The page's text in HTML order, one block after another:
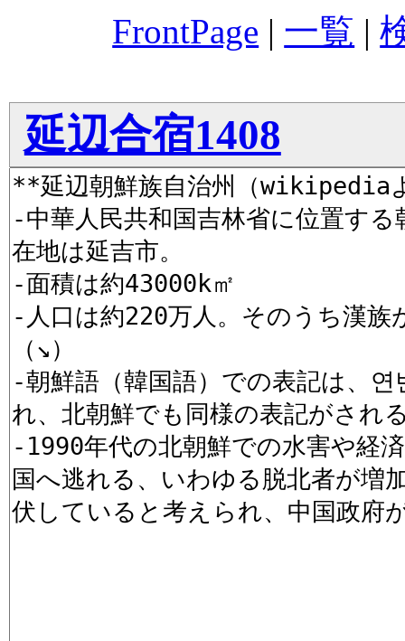
FrontPage | 一覧 |
延辺合宿1408